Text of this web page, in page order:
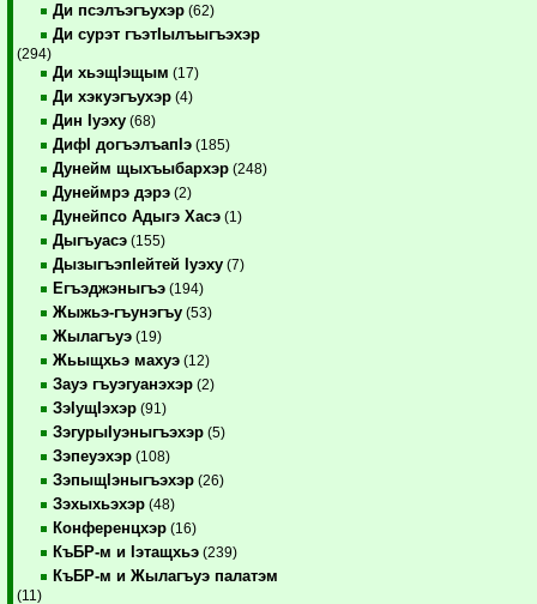
Ди псэлъэгъухэр (62)
Ди сурэт гъэтIылъыгъэхэр
(294)
Ди хьэщIэщым (17)
Ди хэкуэгъухэр (4)
Дин Iуэху (68)
ДифI догъэлъапIэ (185)
Дунейм щыхъыбархэр (248)
Дунеймрэ дэрэ (2)
Дунейпсо Адыгэ Хасэ (1)
Дыгъуасэ (155)
ДызыгъэпIейтей Iуэху (7)
Егъэджэныгъэ (194)
Жыжьэ-гъунэгъу (53)
Жылагъуэ (19)
Жьыщхьэ махуэ (12)
Зауэ гъуэгуанэхэр (2)
ЗэIущIэхэр (91)
ЗэгурыIуэныгъэхэр (5)
Зэпеуэхэр (108)
ЗэпыщIэныгъэхэр (26)
Зэхыхьэхэр (48)
Конференцхэр (16)
КъБР-м и Iэтащхьэ (239)
КъБР-м и Жылагъуэ палатэм
(11)